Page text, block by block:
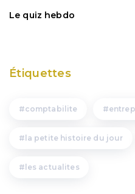
Le quiz hebdo
Étiquettes
comptabilite
la petite histoire du jour
les actualites